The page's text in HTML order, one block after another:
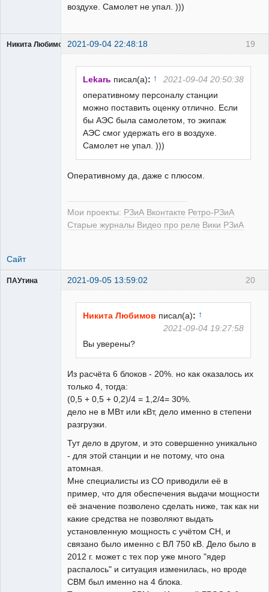
воздухе. Самолет не упал. )))
19
Никита Любимов 2021-09-04 22:48:18
Lekarь писал(а): ↑
2021-09-04 20:50:38
оперативному персоналу станции
можно поставить оценку отлично. Если
бы АЭС была самолетом, то экипаж
АЭС смог удержать его в воздухе.
Самолет не упал. )))
Оперативному да, даже с плюсом.
Мои проекты: РЗиА Вконтакте Ретро-РЗиА
Старые журналы Видео про реле Вики РЗиА
Сайт
20
ПАУтина 2021-09-05 13:59:02
Никита Любимов писал(а): ↑
2021-09-04 19:27:58
Вы уверены?
Из расчёта 6 блоков - 20%. но как оказалось их
только 4, тогда:
(0,5 + 0,5 + 0,2)/4 = 1,2/4= 30%.
дело не в МВт или кВт, дело именно в степени
разгрузки.
Тут дело в другом, и это совершенно уникально
- для этой станции и не потому, что она
атомная.
Мне специалисты из СО приводили её в
пример, что для обеспечения выдачи мощности
её значение позволено сделать ниже, так как ни
какие средства не позволяют выдать
установленную мощность с учётом СН, и
связано было именно с ВЛ 750 кВ. Дело было в
2012 г. может с тех пор уже много "ядер
распалось" и ситуация изменилась, но вроде
СВМ был именно на 4 блока.